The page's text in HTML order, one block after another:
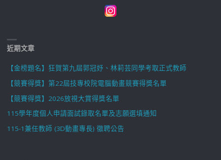
近期文章
【金榜題名】狂賀第九屆郭冠妤、林莉芸同學考取正式教師
【競賽得獎】第22屆技專校院電腦動畫競賽得獎名單
【競賽得獎】2026放視大賞得獎名單
115學年度個人申請面試錄取名單及志願選填通知
115-1兼任教師 (3D動畫專長) 徵聘公告